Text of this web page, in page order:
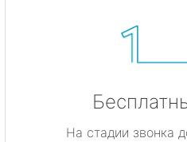
На стадии звонка